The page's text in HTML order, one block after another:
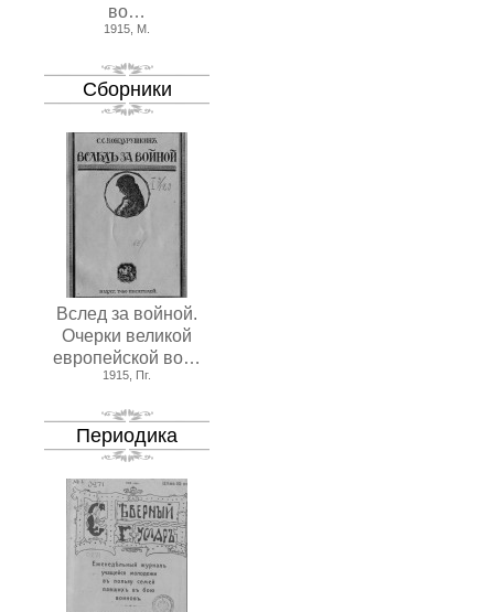
во…
1915, М.
Сборники
Вслед за войной.
Очерки великой
европейской во…
1915, Пг.
Периодика